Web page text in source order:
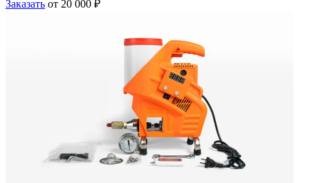
Заказать от 20 000 ₽